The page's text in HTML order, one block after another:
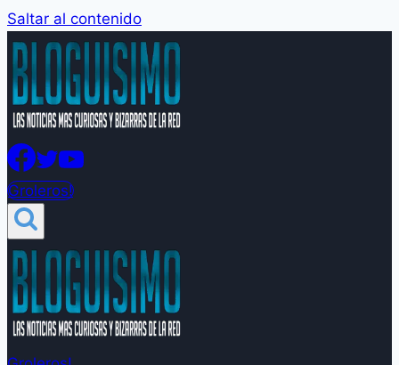
Saltar al contenido
Groleros!